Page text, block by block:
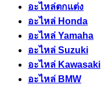
อะไหล่ตกแต่ง
อะไหล่ Honda
อะไหล่ Yamaha
อะไหล่ Suzuki
อะไหล่ Kawasaki
อะไหล่ BMW